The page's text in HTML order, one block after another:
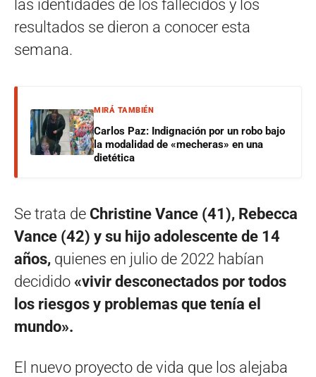
las identidades de los fallecidos y los
resultados se dieron a conocer esta
semana.
MIRÁ TAMBIÉN
Carlos Paz: Indignación por un robo bajo
la modalidad de «mecheras» en una
dietética
Se trata de Christine Vance (41), Rebecca
Vance (42) y su hijo adolescente de 14
años, quienes en julio de 2022 habían
decidido «vivir desconectados por todos
los riesgos y problemas que tenía el
mundo».
El nuevo proyecto de vida que los alejaba